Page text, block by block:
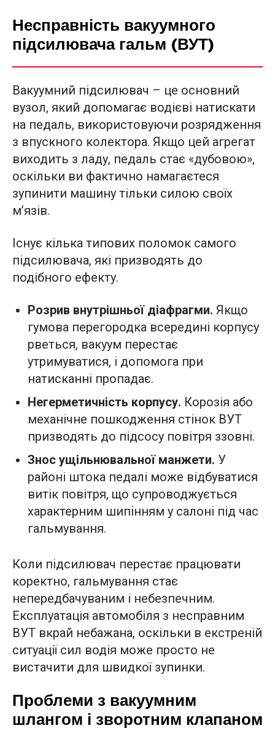
Несправність вакуумного
підсилювача гальм (ВУТ)
Вакуумний підсилювач – це основний
вузол, який допомагає водієві натискати
на педаль, використовуючи розрядження
з впускного колектора. Якщо цей агрегат
виходить з ладу, педаль стає «дубовою»,
оскільки ви фактично намагаєтеся
зупинити машину тільки силою своїх
м’язів.
Існує кілька типових поломок самого
підсилювача, які призводять до
подібного ефекту.
Розрив внутрішньої діафрагми. Якщо
гумова перегородка всередині корпусу
рветься, вакуум перестає
утримуватися, і допомога при
натисканні пропадає.
Негерметичність корпусу. Корозія або
механічне пошкодження стінок ВУТ
призводять до підсосу повітря ззовні.
Знос ущільнювальної манжети. У
районі штока педалі може відбуватися
витік повітря, що супроводжується
характерним шипінням у салоні під час
гальмування.
Коли підсилювач перестає працювати
коректно, гальмування стає
непередбачуваним і небезпечним.
Експлуатація автомобіля з несправним
ВУТ вкрай небажана, оскільки в екстреній
ситуації сил водія може просто не
вистачити для швидкої зупинки.
Проблеми з вакуумним
шлангом і зворотним клапаном